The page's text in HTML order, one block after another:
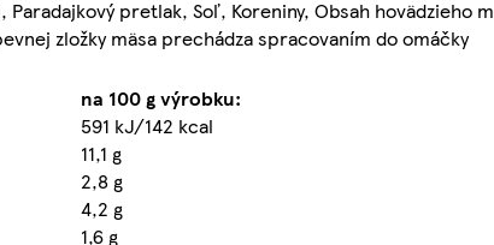
pretlak, Soľ, Koreniny, Obsah hovädzieho
zložky mäsa prechádza spracovaním do omáčky
na 100 g výrobku:
591 kJ/142 kcal
11,1 g
2,8 g
4,2 g
1,6 g